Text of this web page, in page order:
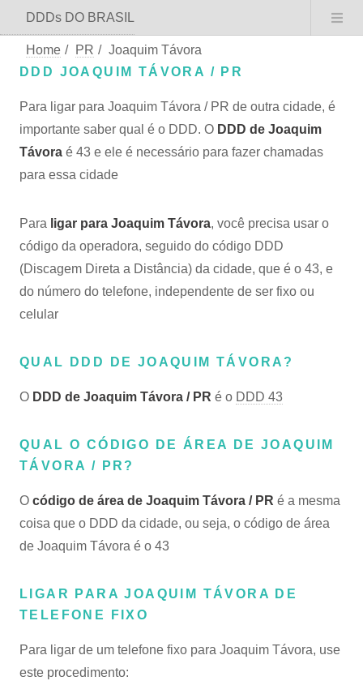
DDDs DO BRASIL
Home / PR / Joaquim Távora
DDD JOAQUIM TÁVORA / PR
Para ligar para Joaquim Távora / PR de outra cidade, é
importante saber qual é o DDD. O DDD de Joaquim
Távora é 43 e ele é necessário para fazer chamadas
para essa cidade
Para ligar para Joaquim Távora, você precisa usar o
código da operadora, seguido do código DDD
(Discagem Direta a Distância) da cidade, que é o 43, e
do número do telefone, independente de ser fixo ou
celular
QUAL DDD DE JOAQUIM TÁVORA?
O DDD de Joaquim Távora / PR é o DDD 43
QUAL O CÓDIGO DE ÁREA DE JOAQUIM
TÁVORA / PR?
O código de área de Joaquim Távora / PR é a mesma
coisa que o DDD da cidade, ou seja, o código de área
de Joaquim Távora é o 43
LIGAR PARA JOAQUIM TÁVORA DE
TELEFONE FIXO
Para ligar de um telefone fixo para Joaquim Távora, use
este procedimento: